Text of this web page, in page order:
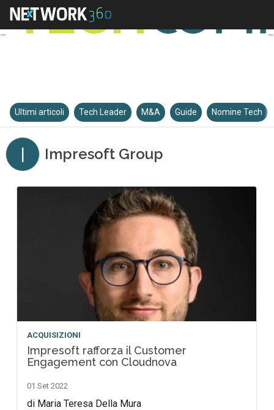
Ultimi articoli Tech Leader M&A Guide Nomine Tech
I Impresoft Group
ACQUISIZIONI
Impresoft rafforza il Customer
Engagement con Cloudnova
01 Set 2022
di Maria Teresa Della Mura